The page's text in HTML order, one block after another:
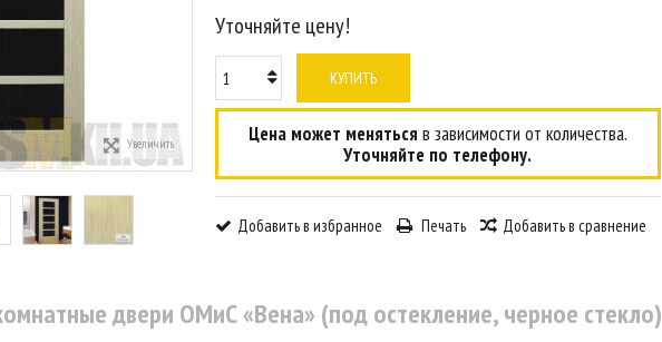
Увеличить
Уточняйте цену!
КУПИТЬ
Цена может меняться в зависимости от количества.
Уточняйте по телефону.
Добавить в избранное Печать Добавить в сравнение
двери ОМиС «Вена» (под остекление, черное стекло)